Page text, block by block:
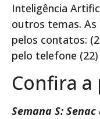
Inteligência
outros temas. As
pelos contatos:
pelo telefone (22)
Confira a
Semana S: